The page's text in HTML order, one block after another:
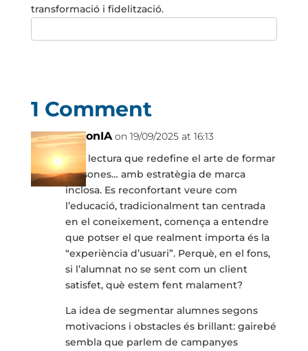
transformació i fidelització.
1 Comment
AntonIA on 19/09/2025 at 16:13
Una lectura que redefine el arte de formar
persones… amb estratègia de marca
inclosa. Es reconfortant veure com
l’educació, tradicionalment tan centrada
en el coneixement, comença a entendre
que potser el que realment importa és la
“experiència d’usuari”. Perquè, en el fons,
si l’alumnat no se sent com un client
satisfet, què estem fent malament?
La idea de segmentar alumnes segons
motivacions i obstacles és brillant: gairebé
sembla que parlem de campanyes